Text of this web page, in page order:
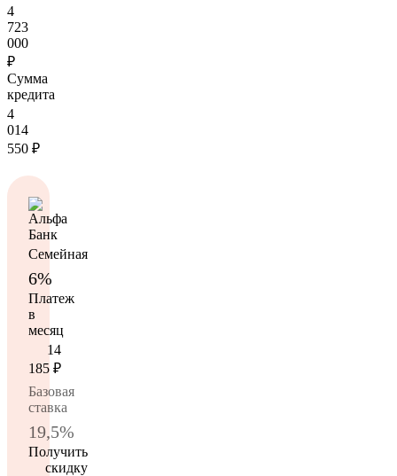
4
723
000
₽
Сумма
кредита
4
014
550 ₽
Семейная
6%
Платеж
в
месяц
14
185 ₽
Базовая
ставка
19,5%
Получить
скидку